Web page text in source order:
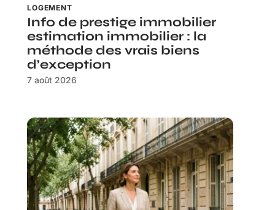
LOGEMENT
Info de prestige immobilier
estimation immobilier : la
méthode des vrais biens
d’exception
7 août 2026